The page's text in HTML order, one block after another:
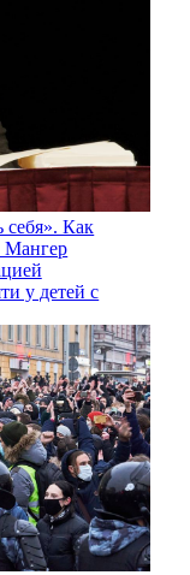
себя». Как
Мангер
у детей с